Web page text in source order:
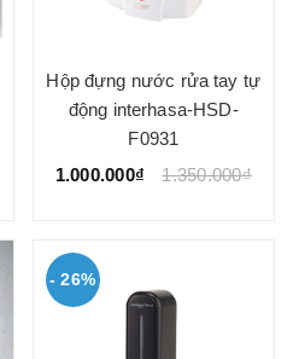
Hộp đựng nước rửa tay tự
động interhasa-HSD-
F0931
1.000.000₫
1.350.000₫
- 26%